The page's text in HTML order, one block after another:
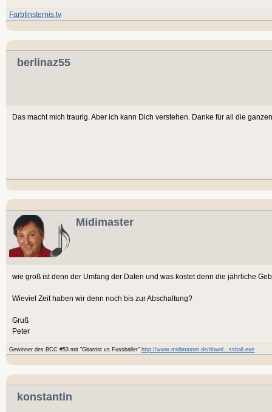
Farbfinsternis.tv
berlinaz55
Das macht mich traurig. Aber ich kann Dich verstehen. Danke für all die
Midimaster
wie groß ist denn der Umfang der Daten und was kostet denn die jährliche
Wieviel Zeit haben wir denn noch bis zur Abschaltung?
Gruß
Peter
Gewinner des BCC #53 mit "Gitarrist vs Fussballer" http://www.midimaster.de/downl...ssball.exe
konstantin